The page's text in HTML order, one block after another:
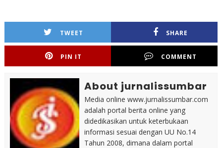
TWEET SHARE
PIN IT COMMENT
About jurnalissumbar
Media online www.jurnalissumbar.com
adalah portal berita online yang
didedikasikan untuk keterbukaan
informasi sesuai dengan UU No.14
Tahun 2008, dimana dalam portal